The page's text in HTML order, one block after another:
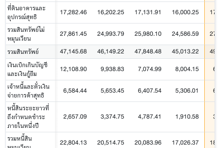
ที่ดินอาคารและ
อุปกรณ์สุทธิ
17,282.46 16,202.25 17,131.91 16,000.25
รวมสินทรัพย์ไม่
หมุนเวียน
27,861.45 24,993.79 25,980.10 24,586.59
รวมสินทรัพย์ 47,145.68 46,149.22 47,848.48 45,013.22
เงินเบิกเกินบัญชี
และเงินกู้ยืม
12,108.90 9,938.83 7,074.99 8,004.15
เจ้าหนี้และตั๋วเงิน
จ่ายการค้าสุทธิ
6,584.44 5,653.45 6,407.54 5,306.01
หนี้สินระยะยาวที่
ถึงกำหนดชำระ
ภายในหนึ่งปี
2,657.09 3,374.75 4,787.41 1,910.58
รวมหนี้สิน
22,804.13 20,514.75 20,083.96 17,026.37